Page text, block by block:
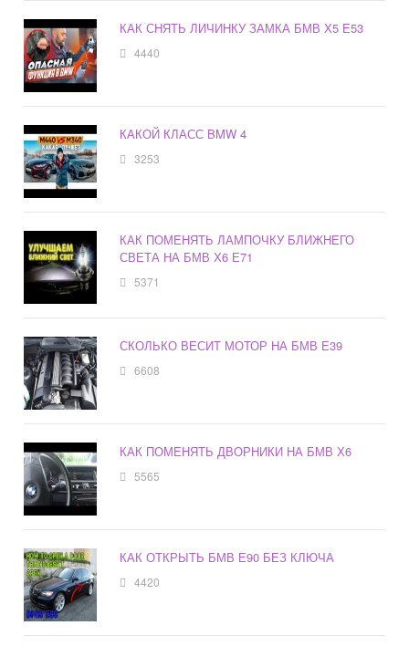
КАК СНЯТЬ ЛИЧИНКУ ЗАМКА БМВ Х5 Е53
4440
КАКОЙ КЛАСС BMW 4
3253
КАК ПОМЕНЯТЬ ЛАМПОЧКУ БЛИЖНЕГО
СВЕТА НА БМВ Х6 Е71
5371
СКОЛЬКО ВЕСИТ МОТОР НА БМВ Е39
6608
КАК ПОМЕНЯТЬ ДВОРНИКИ НА БМВ Х6
5565
КАК ОТКРЫТЬ БМВ Е90 БЕЗ КЛЮЧА
4420